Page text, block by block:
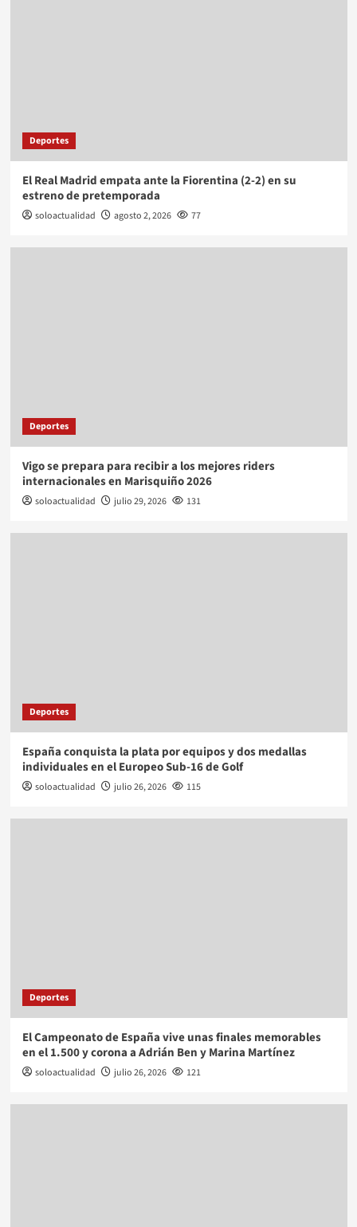
Deportes
El Real Madrid empata ante la Fiorentina (2-2) en su
estreno de pretemporada
soloactualidad agosto 2, 2026 77
Deportes
Vigo se prepara para recibir a los mejores riders
internacionales en Marisquiño 2026
soloactualidad julio 29, 2026 131
Deportes
España conquista la plata por equipos y dos medallas
individuales en el Europeo Sub-16 de Golf
soloactualidad julio 26, 2026 115
Deportes
El Campeonato de España vive unas finales memorables
en el 1.500 y corona a Adrián Ben y Marina Martínez
soloactualidad julio 26, 2026 121